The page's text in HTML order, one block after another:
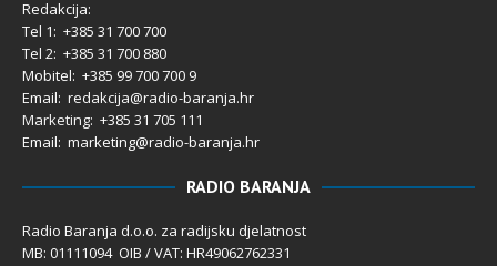
Redakcija:
Tel 1: +385 31 700 700
Tel 2: +385 31 700 880
Mobitel: +385 99 700 700 9
Email: redakcija@radio-baranja.hr
Marketing: +385 31 705 111
Email: marketing@radio-baranja.hr
RADIO BARANJA
Radio Baranja d.o.o. za radijsku djelatnost
MB: 01111094 OIB / VAT: HR49062762331